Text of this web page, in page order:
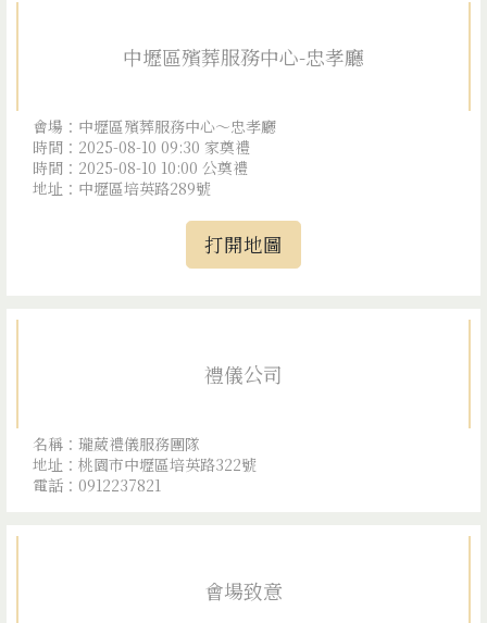
中壢區殯葬服務中心-忠孝廳
會場：中壢區殯葬服務中心～忠孝廳
時間：2025-08-10 09:30 家奠禮
時間：2025-08-10 10:00 公奠禮
地址：中壢區培英路289號
打開地圖
禮儀公司
名稱：瓏葳禮儀服務團隊
地址：桃園市中壢區培英路322號
電話：0912237821
會場致意